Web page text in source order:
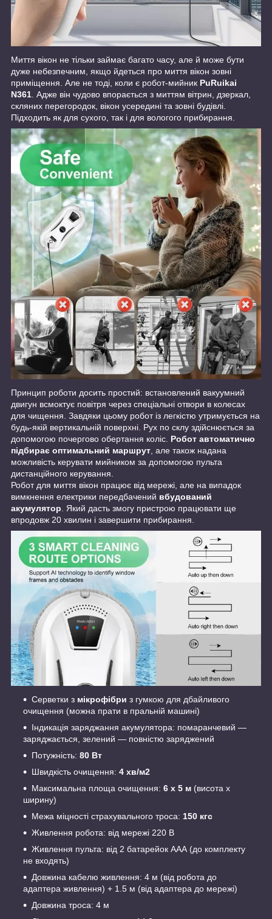
Миття вікон не тільки займає багато часу, але й може бути
дуже небезпечним, якщо йдеться про миття вікон зовні
приміщення. Але не тоді, коли є робот-мийник PuRuikai
N361 . Адже він чудово впорається з миттям вітрин, дзеркал,
скляних перегородок, вікон усередині та зовні будівлі.
Підходить як для сухого, так і для вологого прибирання.
Принцип роботи досить простий: встановлений вакуумний
двигун всмоктує повітря через спеціальні отвори в колесах
для чищення. Завдяки цьому робот із легкістю утримується на
будь-якій вертикальній поверхні. Рух по склу здійснюється за
допомогою почергово обертання коліс. Робот автоматично
підбирає оптимальний маршрут , але також надана
можливість керувати мийником за допомогою пульта
дистанційного керування.
Робот для миття вікон працює від мережі, але на випадок
вимкнення електрики передбачений вбудований
акумулятор . Який дасть змогу пристрою працювати ще
впродовж 20 хвилин і завершити прибирання.
Серветки з мікрофібри з гумкою для дбайливого
очищення (можна прати в пральній машині)
Індикація заряджання акумулятора: помаранчевий —
заряджається, зелений — повністю заряджений
Потужність: 80 Вт
Швидкість очищення: 4 хв/м2
Максимальна площа очищення: 6 х 5 м (висота х
ширину)
Межа міцності страхувального троса: 150 кгс
Живлення робота: від мережі 220 В
Живлення пульта: від 2 батарейок ААА (до комплекту
не входять)
Довжина кабелю живлення: 4 м (від робота до
адаптера живлення) + 1.5 м (від адаптера до мережі)
Довжина троса: 4 м